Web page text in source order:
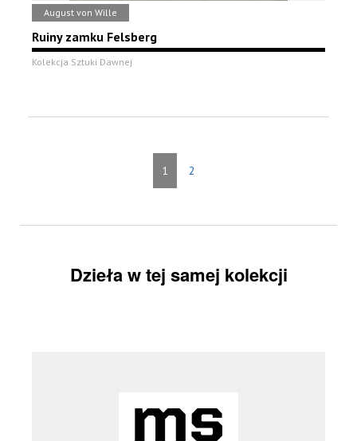
August von Wille
Ruiny zamku Felsberg
Kolekcja Sztuki Dawnej
1 2
Dzieła w tej samej kolekcji